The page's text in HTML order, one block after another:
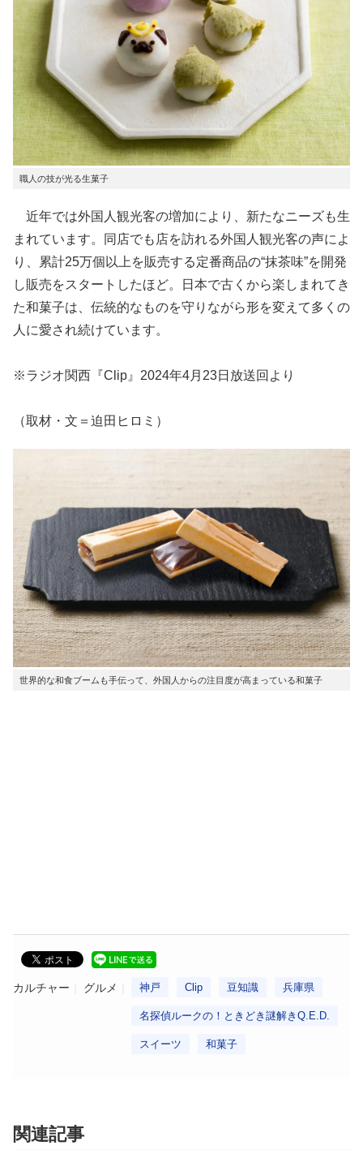
職人の技が光る生菓子
近年では外国人観光客の増加により、新たなニーズも生
まれています。同店でも店を訪れる外国人観光客の声によ
り、累計25万個以上を販売する定番商品の“抹茶味”を開発
し販売をスタートしたほど。日本で古くから楽しまれてき
た和菓子は、伝統的なものを守りながら形を変えて多くの
人に愛され続けています。
※ラジオ関西『Clip』2024年4月23日放送回より
（取材・文＝迫田ヒロミ）
世界的な和食ブームも手伝って、外国人からの注目度が高まっている和菓子
カルチャー グルメ 神戸 Clip 豆知識 兵庫県
名探偵ルークの！ときどき謎解きQ.E.D.
スイーツ 和菓子
関連記事